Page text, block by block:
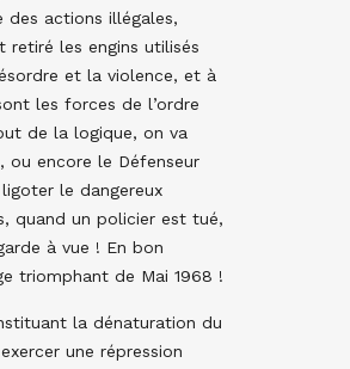
des actions illégales,
retiré les engins utilisés
et la violence, et à
les forces de l’ordre
de la logique, on va
ou encore le Défenseur
le dangereux
quand un policier est tué,
à vue ! En bon
triomphant de Mai 1968 !
la dénaturation du
une répression